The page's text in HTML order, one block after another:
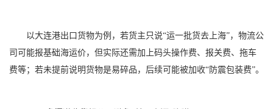
以大连港出口货物为例，若货主只说“运一批货去上海”，物流公
司可能报基础海运价，但实际还需加上码头操作费、报关费、拖车
费等；若未提前说明货物是易碎品，后续可能被加收“防震包装费”。